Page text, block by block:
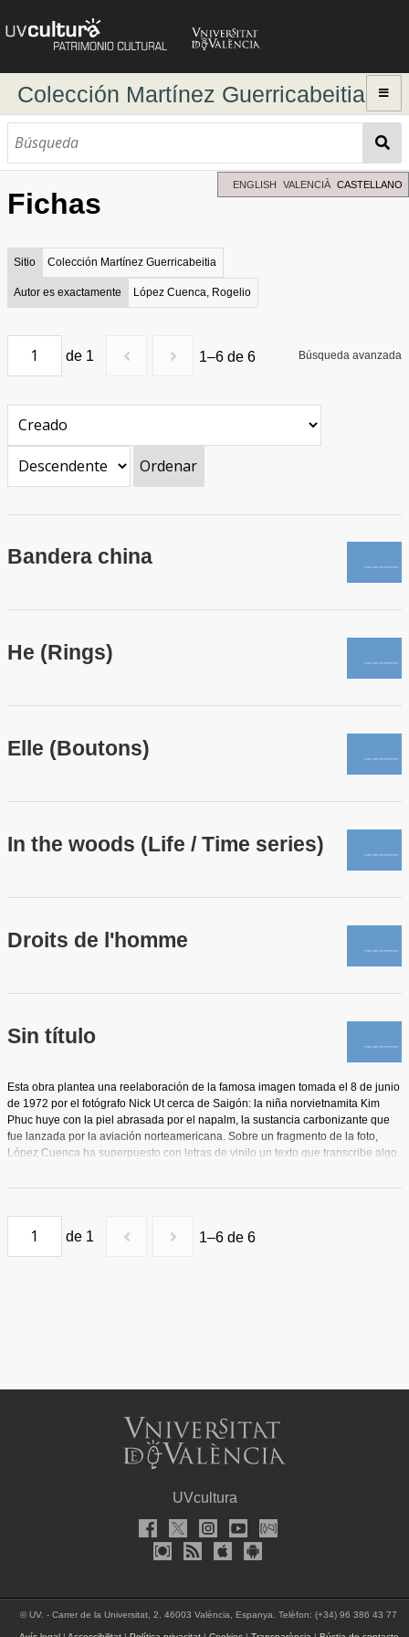
Colección Martínez Guerricabeitia
Explorar
Búsqueda avanzada
ENGLISH VALENCIÀ CASTELLANO
Fichas
Sitio Colección Martínez Guerricabeitia
Autor es exactamente López Cuenca, Rogelio
de 1 1–6 de 6 Búsqueda avanzada
Ordenar
Bandera china
He (Rings)
Elle (Boutons)
In the woods (Life / Time series)
Droits de l'homme
Sin título
Esta obra plantea una reelaboración de la famosa imagen tomada el 8 de junio
de 1972 por el fotógrafo Nick Ut cerca de Saigón: la niña norvietnamita Kim
Phuc huye con la piel abrasada por el napalm, la sustancia carbonizante que
fue lanzada por la aviación norteamericana. Sobre un fragmento de la foto,
López Cuenca ha superpuesto con letras de vinilo un texto que transcribe algo
Con el choque estremecedor que provoca esta yuxtaposición, el autor pretende
de 1 1–6 de 6
UVcultura
©UV. - Carrer de la Universitat, 2. 46003 València, Espanya. Telèfon: (+34) 96 386 43 77